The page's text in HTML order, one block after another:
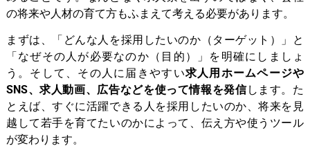
の将来や人材の育て方もふまえて考える必要があります。
まずは、「どんな人を採用したいのか（ターゲット）」と
「なぜその人が必要なのか（目的）」を明確にしましょ
う。そして、その人に届きやすい求人用ホームページや
SNS、求人動画、広告などを使って情報を発信します。た
とえば、すぐに活躍できる人を採用したいのか、将来を見
越して若手を育てたいのかによって、伝え方や使うツール
が変わります。